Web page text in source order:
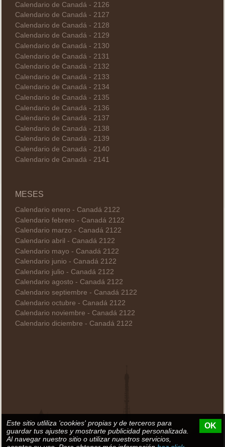
Calendario de Canadá - 2126
Calendario de Canadá - 2127
Calendario de Canadá - 2128
Calendario de Canadá - 2129
Calendario de Canadá - 2130
Calendario de Canadá - 2131
Calendario de Canadá - 2132
Calendario de Canadá - 2133
Calendario de Canadá - 2134
Calendario de Canadá - 2135
Calendario de Canadá - 2136
Calendario de Canadá - 2137
Calendario de Canadá - 2138
Calendario de Canadá - 2139
Calendario de Canadá - 2140
Calendario de Canadá - 2141
MESES
Calendario enero - Canadá 2122
Calendario febrero - Canadá 2122
Calendario marzo - Canadá 2122
Calendario abril - Canadá 2122
Calendario mayo - Canadá 2122
Calendario junio - Canadá 2122
Calendario julio - Canadá 2122
Calendario agosto - Canadá 2122
Calendario septiembre - Canadá 2122
Calendario octubre - Canadá 2122
Calendario noviembre - Canadá 2122
Calendario diciembre - Canadá 2122
Este sitio utliliza 'cookies' propias y de terceros para
guardar tus ajustes y mostrarte publicidad personalizada.
Al navegar nuestro sitio o utilizar nuestros servicios,
OK